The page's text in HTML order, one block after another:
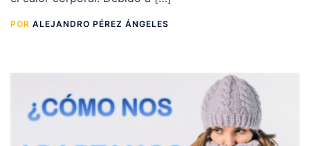
POR ALEJANDRO PÉREZ ÁNGELES